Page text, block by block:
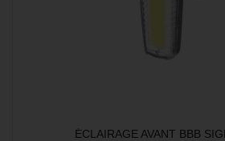
ÉCLAIRAGE AVANT BBB